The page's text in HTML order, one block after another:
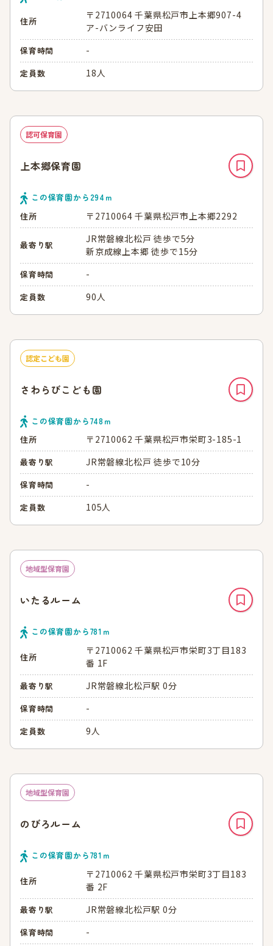
住所
〒2710064 千葉県松戸市上本郷907-4
ア-バンライフ安田
保育時間 -
定員数 18人
認可保育園
上本郷保育園
この保育園から 294 ｍ
住所
〒2710064 千葉県松戸市上本郷2292
最寄り駅
JR常磐線北松戸 徒歩で5分
新京成線上本郷 徒歩で15分
保育時間 -
定員数 90人
認定こども園
さわらびこども園
この保育園から748ｍ
住所
〒2710062 千葉県松戸市栄町3-185-1
最寄り駅 JR常磐線北松戸 徒歩で10分
保育時間 -
定員数 105人
地域型保育園
いたるルーム
この保育園から781 ｍ
住所
〒2710062 千葉県松戸市栄町3丁目183
番 1F
最寄り駅 JR常磐線北松戸駅 0分
保育時間 -
定員数 9人
地域型保育園
のびろルーム
この保育園から781 ｍ
住所
〒2710062 千葉県松戸市栄町3丁目183
番 2F
最寄り駅 JR常磐線北松戸駅 0分
保育時間 -